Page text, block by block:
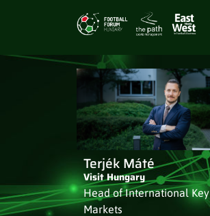
Terjék Máté
Visit Hungary
Head of International Key
Markets